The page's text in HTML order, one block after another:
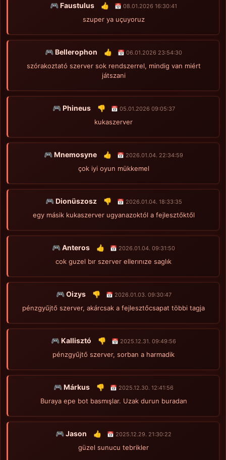
🎮 Faustulus 👍 📅 08.01.2026 16:30:41
szuper ya uçuyoruz
🎮 Bellerophon 👍 📅 06.01.2026 23:54:30
szórakoztató szerver sok rendszerrel, mindig van miért
játszani
🎮 Phineus 👎 📅 05.01.2026 09:05:37
kukaszerver
🎮 Mnemosyne 👍 📅 2026.01.04. 22:34:59
çok iyi oyun mükkemel
🎮 Dionüszosz 👎 📅 2026.01.04. 18:33:35
egy másik kukaszerver ugyanazoktól a fejlesztőktől
🎮 Anteros 👍 📅 2026.01.04. 09:31:50
cok guzel bır szerver ellerınıze saglık
🎮 Oizys 👎 📅 2026.01.03. 09:30:47
pénzgyűjtő szerver, akárcsak a fejlesztőcsapat többi tagja
🎮 Kallisztó 👎 📅 2025.12.31. 09:49:56
pénzgyűjtő szerver, sorban a harmadik
🎮 Márkus 👎 📅 2025.12.30. 12:41:56
Buraya epe bot basmışlar. Uzak durun buradan
🎮 Jason 👍 📅 2025.12.29. 21:30:22
güzel sunucu tebrikler